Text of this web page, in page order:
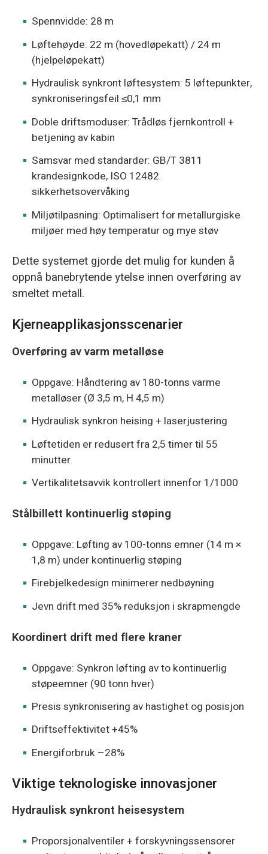
Spennvidde: 28 m
Løftehøyde: 22 m (hovedløpekatt) / 24 m
(hjelpeløpekatt)
Hydraulisk synkront løftesystem: 5 løftepunkter,
synkroniseringsfeil ≤0,1 mm
Doble driftsmoduser: Trådløs fjernkontroll +
betjening av kabin
Samsvar med standarder: GB/T 3811
krandesignkode, ISO 12482
sikkerhetsovervåking
Miljøtilpasning: Optimalisert for metallurgiske
miljøer med høy temperatur og mye støv
Dette systemet gjorde det mulig for kunden å
oppnå banebrytende ytelse innen overføring av
smeltet metall.
Kjerneapplikasjonsscenarier
Overføring av varm metalløse
Oppgave: Håndtering av 180-tonns varme
metalløser (Ø 3,5 m, H 4,5 m)
Hydraulisk synkron heising + laserjustering
Løftetiden er redusert fra 2,5 timer til 55
minutter
Vertikalitetsavvik kontrollert innenfor 1/1000
Stålbillett kontinuerlig støping
Oppgave: Løfting av 100-tonns emner (14 m ×
1,8 m) under kontinuerlig støping
Firebjelkedesign minimerer nedbøyning
Jevn drift med 35% reduksjon i skrapmengde
Koordinert drift med flere kraner
Oppgave: Synkron løfting av to kontinuerlig
støpeemner (90 tonn hver)
Presis synkronisering av hastighet og posisjon
Driftseffektivitet +45%
Energiforbruk –28%
Viktige teknologiske innovasjoner
Hydraulisk synkront heisesystem
Proporsjonalventiler + forskyvningssensorer